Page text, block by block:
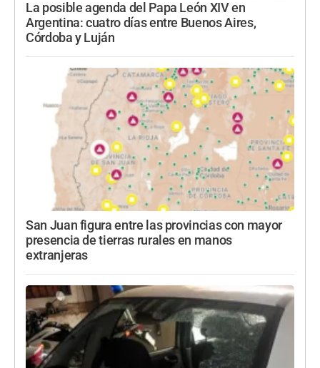
La posible agenda del Papa León XIV en
Argentina: cuatro días entre Buenos Aires,
Córdoba y Luján
San Juan figura entre las provincias con mayor
presencia de tierras rurales en manos
extranjeras